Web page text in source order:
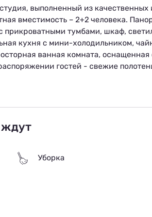
выполненный из качественных
вместимость – 2+2 человека.
прикроватными тумбами, шкаф,
кухня с мини-холодильником,
ванная комната,
гостей - свежие
ждут
Уборка